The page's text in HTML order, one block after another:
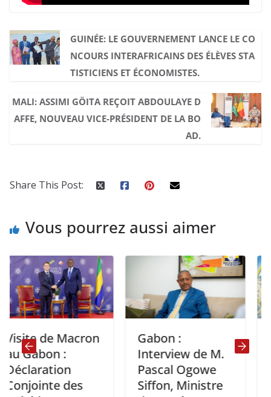
GUINÉE: LE GOUVERNEMENT LANCE LE CO
NCOURS INTERAFRICAINS DES ÉLÈVES STA
TISTICIENS ET ÉCONOMISTES.
MALI: ASSIMI GÖITA REÇOIT ABDOULAYE D
AFFE, NOUVEAU VICE-PRÉSIDENT DE LA BO
AD.
Share This Post:
Vous pourrez aussi aimer
de Macron
Gabon :
des
Gabon :
Interview de M.
Pascal Ogowe
Siffon, Ministre